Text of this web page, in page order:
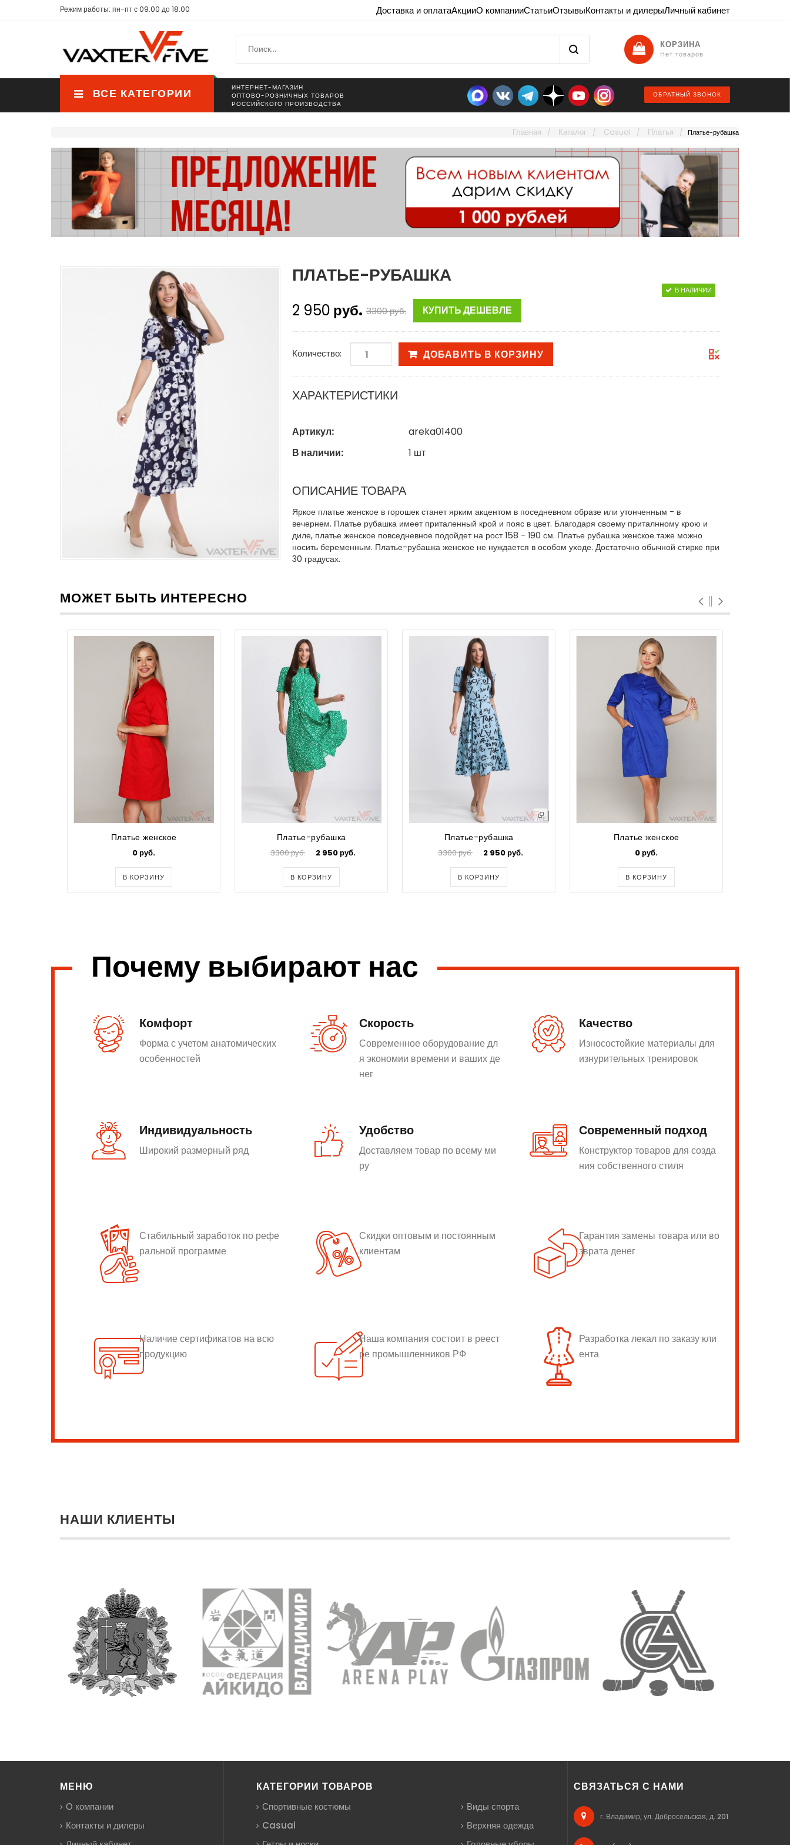
Режим работы: пн-пт с 09.00 до 18.00 Доставка и оплатаАкцииО компанииСтатьиОтзывыКонтакты и дилерыЛичный кабинет
КОРЗИНА
Нет товаров
ВСЕ КАТЕГОРИИ
ИНТЕРНЕТ-МАГАЗИН
ОПТОВО-РОЗНИЧНЫХ ТОВАРОВ
РОССИЙСКОГО ПРОИЗВОДСТВА
ОБРАТНЫЙ ЗВОНОК
Главная Каталог Casual Платья Платье-рубашка
ПЛАТЬЕ-РУБАШКА
2 950 руб. 3300руб. КУПИТЬ ДЕШЕВЛЕ
В НАЛИЧИИ
Количество: ДОБАВИТЬ В КОРЗИНУ
ХАРАКТЕРИСТИКИ
Артикул:
areka01400
В наличии:
1 шт
ОПИСАНИЕ ТОВАРА
Яркое платье женское в горошек станет ярким акцентом в поседневном образе или утонченным - в
вечернем. Платье рубашка имеет приталенный крой и пояс в цвет. Благодаря своему приталнному крою и
диле, платье женское повседневное подойдет на рост 158 - 190 см. Платье рубашка женское таже можно
носить беременным. Платье-рубашка женское не нуждается в особом уходе. Достаточно обычной стирке при
30 градусах.
МОЖЕТ БЫТЬ ИНТЕРЕСНО
Платье женское
0 руб.
В КОРЗИНУ
Платье-рубашка
3300 руб. 2 950 руб.
В КОРЗИНУ
Платье-рубашка
3300 руб. 2 950 руб.
В КОРЗИНУ
Платье женское
0 руб.
В КОРЗИНУ
Почему выбирают нас
Комфорт
Форма с учетом анатомических
особенностей
Скорость
Современное оборудование дл
я экономии времени и ваших де
нег
Качество
Износостойкие материалы для
изнурительных тренировок
Индивидуальность
Широкий размерный ряд
Удобство
Доставляем товар по всему ми
ру
Современный подход
Конструктор товаров для созда
ния собственного стиля
Стабильный заработок по рефе
ральной программе
Скидки оптовым и постоянным
клиентам
Гарантия замены товара или во
зврата денег
Наличие сертификатов на всю
продукцию
Наша компания состоит в реест
ре промышленников РФ
Разработка лекал по заказу кли
ента
НАШИ КЛИЕНТЫ
МЕНЮ
О компании
Контакты и дилеры
КАТЕГОРИИ ТОВАРОВ
Спортивные костюмы
Casual
Виды спорта
Верхняя одежда
СВЯЗАТЬСЯ С НАМИ
г. Владимир, ул. Добросельская, д. 201